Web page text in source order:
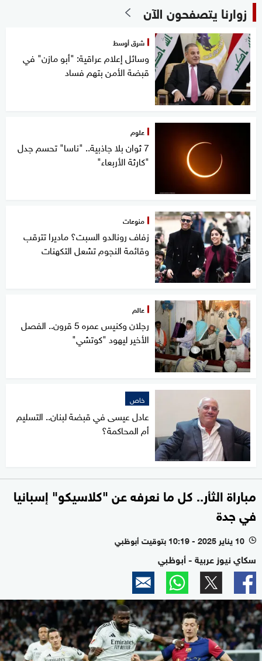
زوارنا يتصفحون الآن
شرق أوسط
وسائل إعلام عراقية: "أبو مازن" في
قبضة الأمن بتهم فساد
علوم
7 ثوان بلا جاذبية.. "ناسا" تحسم جدل
"كارثة الأربعاء"
منوعات
زفاف رونالدو السبت؟ ماديرا تترقب
وقائمة النجوم تشعل التكهنات
عالم
رجلان وكنيس عمره 5 قرون.. الفصل
الأخير ليهود "كوتشي"
خاص
عادل عيسى في قبضة لبنان.. التسليم
أم المحاكمة؟
مباراة الثأر.. كل ما نعرفه عن "كلاسيكو" إسبانيا
في جدة
l 10 يناير 2025 - 10:19 بتوقيت أبوظبي
سكاي نيوز عربية - أبوظبي